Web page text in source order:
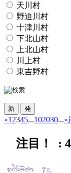
天川村
野迫川村
十津川村
下北山村
上北山村
川上村
東吉野村
«1 2345...102030...»
注目！ :